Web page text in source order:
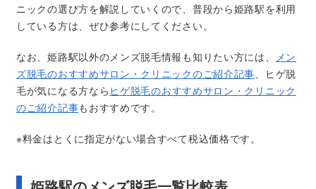
ニックの選び方を解説していくので、普段から姫路駅を利用
している方は、ぜひ参考にしてください。
なお、姫路駅以外のメンズ脱毛情報も知りたい方には、
メン
ズ脱毛のおすすめサロン・クリニックのご紹介記事、ヒゲ脱
毛が気になる方なら ヒゲ脱毛のおすすめサロン・クリニック
のご紹介記事もおすすめです。
※料金はとくに指定がない場合すべて税込価格です。